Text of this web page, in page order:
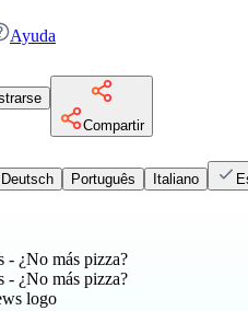
Ayuda
Compartir
Deutsch Português Italiano